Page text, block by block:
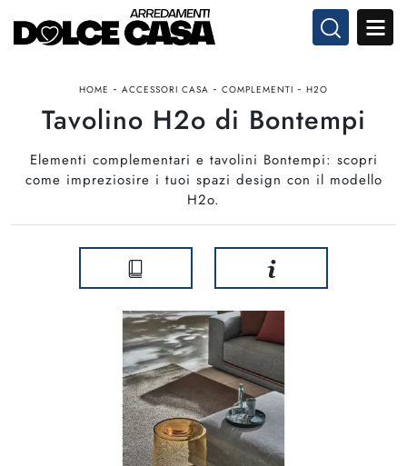
HOME - ACCESSORI CASA - COMPLEMENTI - H2O
Tavolino H2o di Bontempi
Elementi complementari e tavolini Bontempi: scopri
come impreziosire i tuoi spazi design con il modello
H2o.